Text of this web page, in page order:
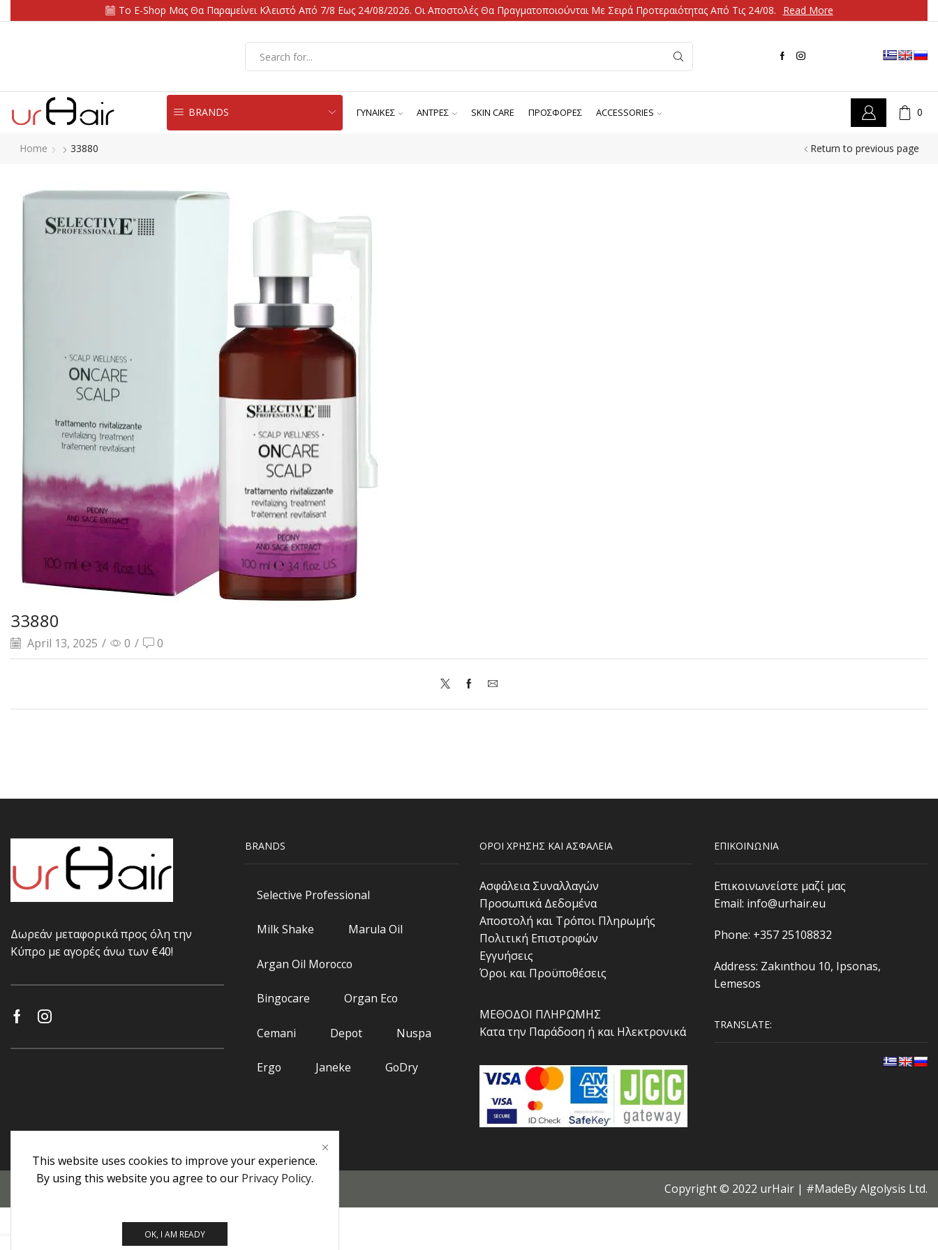
Το E-Shop Μας Θα Παραμείνει Κλειστό Από 7/8 Εως 24/08/2026. Οι Αποστολές Θα Πραγματοποιούνται Με Σειρά Προτεραιότητας Από Τις 24/08. Read More
BRANDS ΓΥΝΑΙΚΕΣ ΑΝΤΡΕΣ SKIN CARE ΠΡΟΣΦΟΡΕΣ ACCESSORIES 0
Return to previous page
Home 33880
33880
April 13, 2025 / 0 / 0
Δωρεάν μεταφορικά προς όλη την
Κύπρο με αγορές άνω των €40!
BRANDS
Selective Professional
Milk Shake Marula Oil
Argan Oil Morocco
Bingocare Organ Eco
Cemani Depot Nuspa
Ergo Janeke GoDry
ΟΡΟΙ ΧΡΗΣΗΣ ΚΑΙ ΑΣΦΑΛΕΙΑ
Ασφάλεια Συναλλαγών
Προσωπικά Δεδομένα
Αποστολή και Τρόποι Πληρωμής
Πολιτική Επιστροφών
Εγγυήσεις
Όροι και Προϋποθέσεις
ΜΕΘΟΔΟΙ ΠΛΗΡΩΜΗΣ
Κατα την Παράδοση ή και Ηλεκτρονικά
ΕΠΙΚΟΙΝΩΝΙΑ
Επικοινωνείστε μαζί μας
Email: info@urhair.eu
Phone: +357 25108832
Address: Zakınthou 10, Ipsonas,
Lemesos
TRANSLATE:
Προσωπικά Δεδομένα Πολιτική Επιστροφών Εγγυήσεις Copyright © 2022 urHair | #MadeByAlgolysis Ltd.
This website uses cookies to improve your experience.
By using this website you agree to our Privacy Policy.
OK, I AM READY